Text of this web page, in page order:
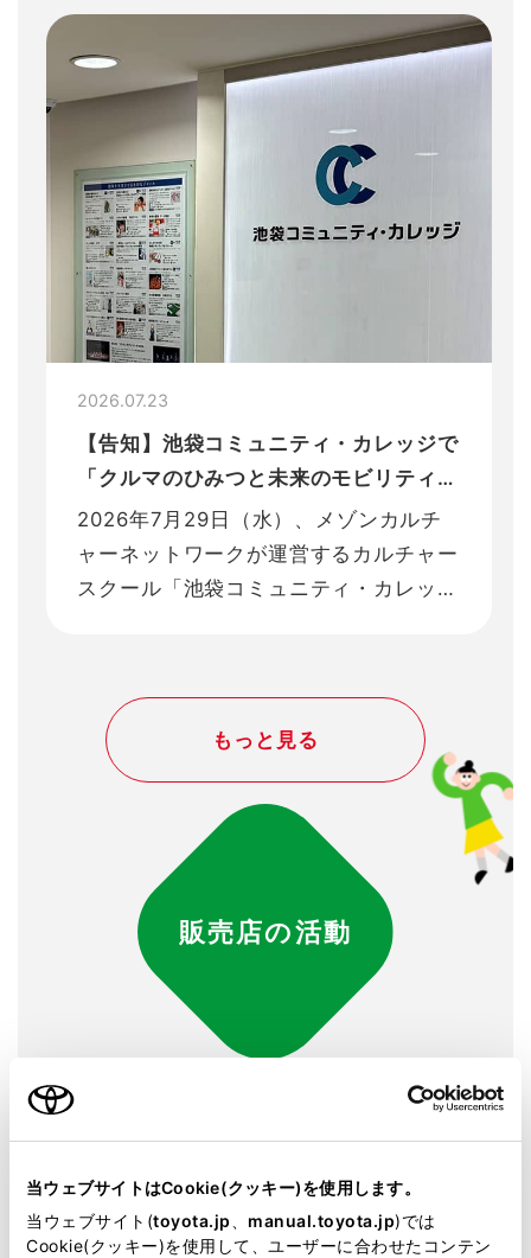
当ウェブサイトはCookie(クッキー)を使用します。
当ウェブサイト(toyota.jp manual.toyota.jp)では
Cookie(クッキー)を使用して、ユーザーに合わせたコンテン
2026.07.23
【告知】池袋コミュニティ・カレッジで
「クルマのひみつと未来のモビリティ」
を実施します！
2026年7月29日（水）、メゾンカルチ
ャーネットワークが運営するカルチャー
スクール「池袋コミュニティ・カレッ
もっと見る
販売店の活動